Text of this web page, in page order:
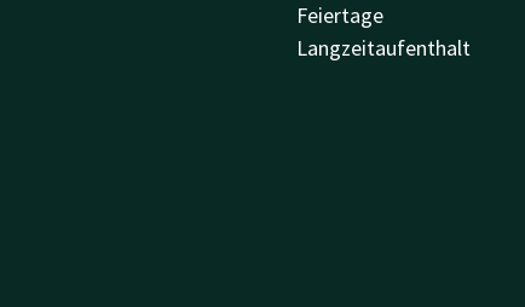
Feiertage
Langzeitaufenthalt